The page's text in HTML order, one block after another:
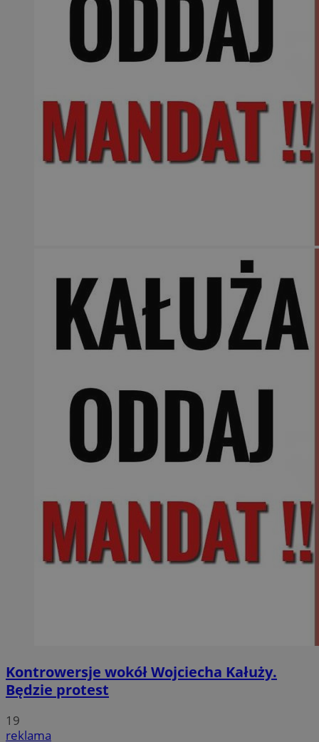
Kontrowersje wokół Wojciecha Kałuży.
Będzie protest
19
reklama